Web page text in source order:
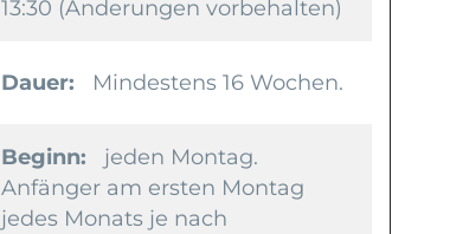
13:30 (Änderungen vorbehalten)
Dauer: Mindestens 16 Wochen.
Beginn:
jeden Montag.
Anfänger am ersten Montag
jedes Monats je nach